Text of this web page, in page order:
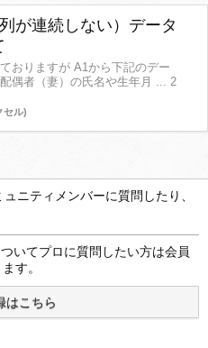
が連続しない）データ
おりますが A1から下記のデー
偶者（妻）の氏名や生年月 ... 2
セル)
ニティメンバーに質問したり、
てプロに質問したい方は会員
す。